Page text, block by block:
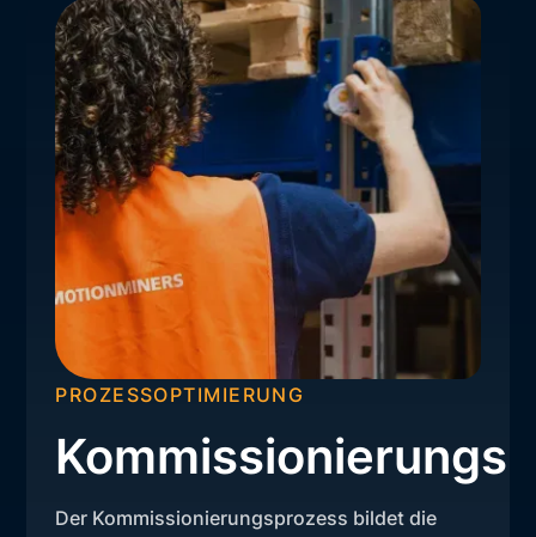
PROZESSOPTIMIERUNG
Der Kommissionierungsprozess bildet die